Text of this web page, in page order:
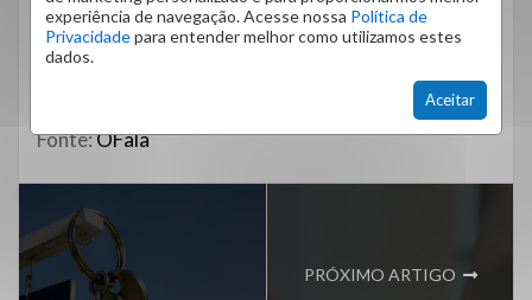
experiência de navegação. Acesse nossa Política de
Privacidadepara entender melhor como utilizamos estes
dados.
Aceitar
Além disso, para evitar a formação de outros
bolores , será útil aplicar o produto natural também
nos dias seguintes, durante cerca de uma semana, e
Fonte:OFala
PRÓXIMO ARTIGO